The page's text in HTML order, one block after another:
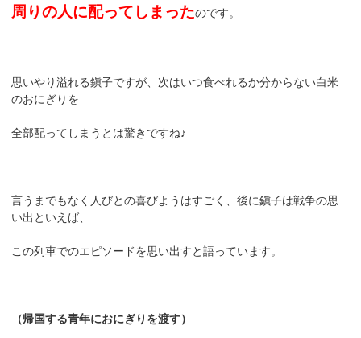
周りの人に配ってしまったのです。
思いやり溢れる鎭子ですが、次はいつ食べれるか分からない白米
のおにぎりを
全部配ってしまうとは驚きですね♪
言うまでもなく人びとの喜びようはすごく、後に鎭子は戦争の思
い出といえば、
この列車でのエピソードを思い出すと語っています。
（帰国する青年におにぎりを渡す）